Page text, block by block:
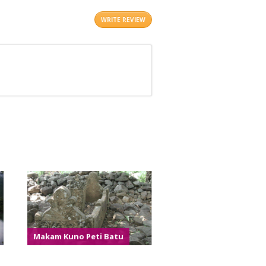
WRITE REVIEW
Makam Kuno Peti Batu